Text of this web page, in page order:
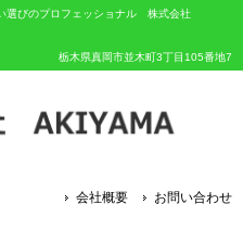
選びのプロフェッショナル 株式会社
栃木県真岡市並木町3丁目105番地7
会社概要 お問い合わせ